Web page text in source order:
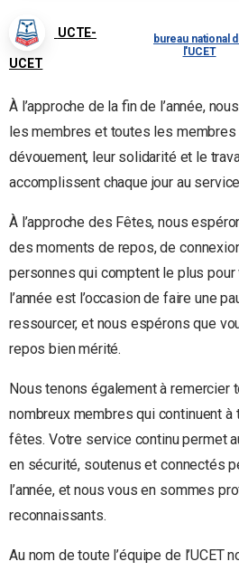
UCTE-
UCET
bureau national
l'UCET
À l’approche de la fin de l’année,
les membres et toutes les membres
dévouement, leur solidarité et le
accomplissent chaque jour au
À l’approche des Fêtes, nous
des moments de repos, de
personnes qui comptent le plus
l’année est l’occasion de faire une
ressourcer, et nous espérons que
repos bien mérité.
Nous tenons également à remercier
nombreux membres qui continuent à
fêtes. Votre service continu permet
en sécurité, soutenus et connectés
l’année, et nous vous en sommes
reconnaissants.
Au nom de toute l’équipe de l’UCET